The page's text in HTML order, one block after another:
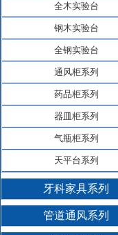
全木实验台
钢木实验台
全钢实验台
通风柜系列
药品柜系列
器皿柜系列
气瓶柜系列
天平台系列
牙科家具系列
管道通风系列